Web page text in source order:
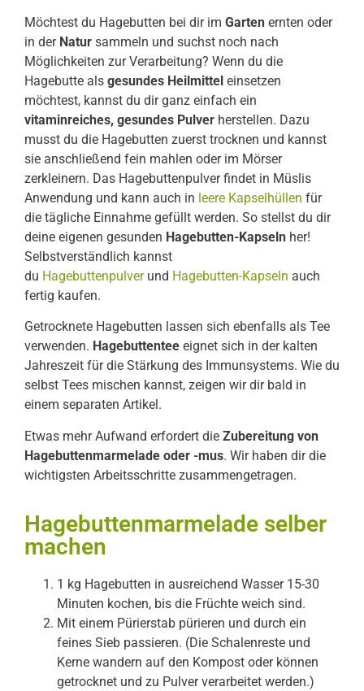
Möchtest du Hagebutten bei dir im Garten ernten oder
in der Natur sammeln und suchst noch nach
Möglichkeiten zur Verarbeitung? Wenn du die
Hagebutte als gesundes Heilmittel einsetzen
möchtest, kannst du dir ganz einfach ein
vitaminreiches, gesundes Pulver herstellen. Dazu
musst du die Hagebutten zuerst trocknen und kannst
sie anschließend fein mahlen oder im Mörser
zerkleinern. Das Hagebuttenpulver findet in Müslis
Anwendung und kann auch in leere Kapselhüllen für
die tägliche Einnahme gefüllt werden. So stellst du dir
deine eigenen gesunden Hagebutten-Kapseln her!
Selbstverständlich kannst
du Hagebuttenpulverund Hagebutten-Kapseln auch
fertig kaufen.
Getrocknete Hagebutten lassen sich ebenfalls als Tee
verwenden. Hagebuttentee eignet sich in der kalten
Jahreszeit für die Stärkung des Immunsystems. Wie du
selbst Tees mischen kannst, zeigen wir dir bald in
einem separaten Artikel.
Etwas mehr Aufwand erfordert die Zubereitung von
Hagebuttenmarmelade oder -mus. Wir haben dir die
wichtigsten Arbeitsschritte zusammengetragen.
Hagebuttenmarmelade selber
machen
1 kg Hagebutten in ausreichend Wasser 15-30
Minuten kochen, bis die Früchte weich sind.
Mit einem Pürierstab pürieren und durch ein
feines Sieb passieren. (Die Schalenreste und
Kerne wandern auf den Kompost oder können
getrocknet und zu Pulver verarbeitet werden.)